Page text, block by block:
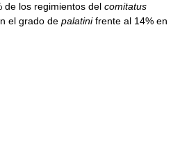
de los regimientos del comitatus
el grado de palatinifrente al 14% en